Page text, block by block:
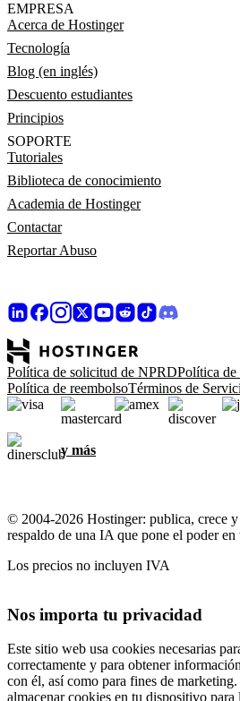
EMPRESA
Acerca de Hostinger
Tecnología
Blog (en inglés)
Descuento estudiantes
Principios
SOPORTE
Tutoriales
Biblioteca de conocimiento
Academia de Hostinger
Contactar
Reportar Abuso
Política de solicitud de NPRDPolítica de
Política de reembolsoTérminos de
y más
© 2004-2026 Hostinger: publica, crece
respaldo de una IA que pone el poder en
Los precios no incluyen IVA
Nos importa tu privacidad
Este sitio web usa cookies necesarias
correctamente y para obtener
con él, así como para fines de
almacenar cookies en tu dispositivo para